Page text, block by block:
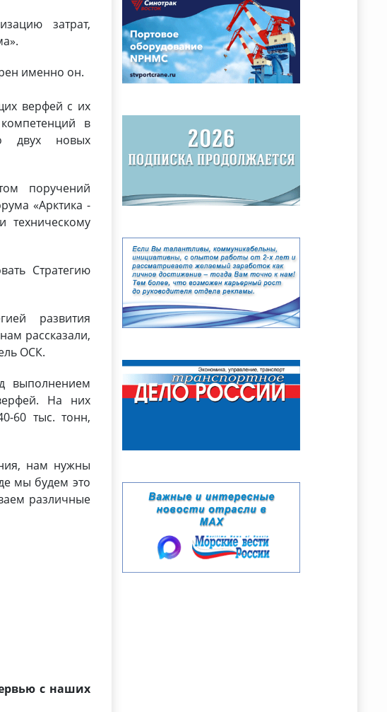
затрат,
именно он.
верфей с их
в
двух новых
поручений
«Арктика -
техническому
Стратегию
развития
рассказали,
ОСК.
выполнением
На них
60 тыс. тонн,
нам нужны
мы будем это
различные
с наших